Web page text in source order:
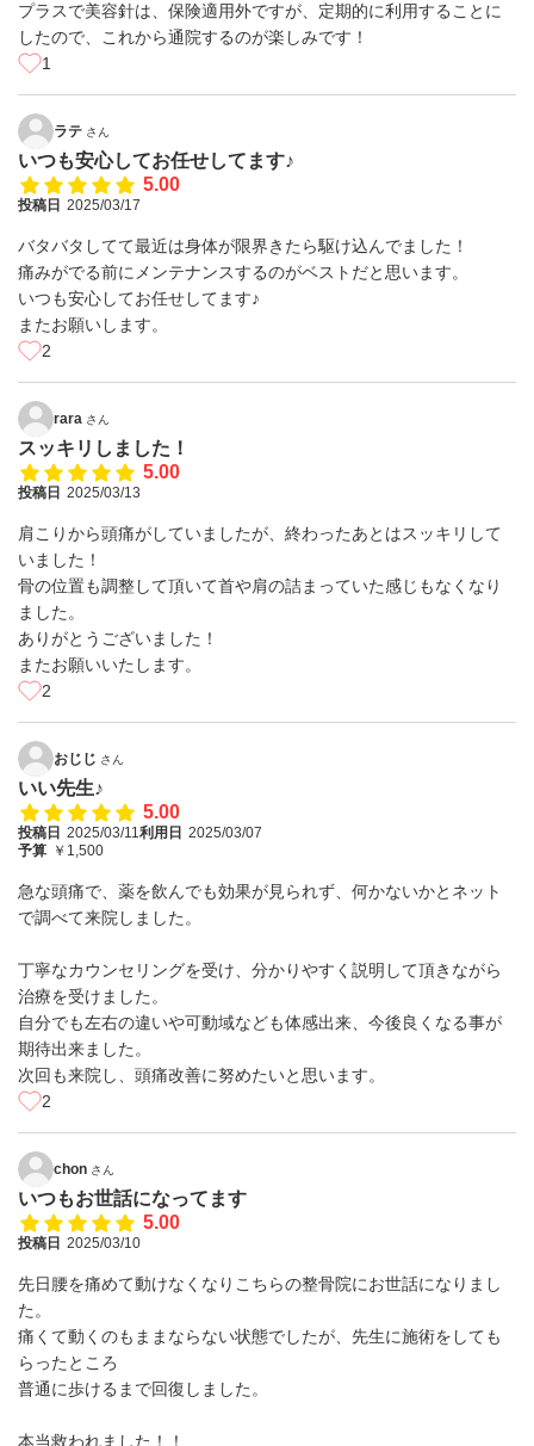
プラスで美容針は、保険適用外ですが、定期的に利用することに
したので、これから通院するのが楽しみです！
1
ラテ さん
いつも安心してお任せしてます♪
5.00
投稿日 2025/03/17
バタバタしてて最近は身体が限界きたら駆け込んでました！
痛みがでる前にメンテナンスするのがベストだと思います。
いつも安心してお任せしてます♪
またお願いします。
2
rara さん
スッキリしました！
5.00
投稿日 2025/03/13
肩こりから頭痛がしていましたが、終わったあとはスッキリして
いました！
骨の位置も調整して頂いて首や肩の詰まっていた感じもなくなり
ました。
ありがとうございました！
またお願いいたします。
2
おじじ さん
いい先生♪
5.00
投稿日 2025/03/11利用日 2025/03/07
予算 ￥1,500
急な頭痛で、薬を飲んでも効果が見られず、何かないかとネット
で調べて来院しました。
丁寧なカウンセリングを受け、分かりやすく説明して頂きながら
治療を受けました。
自分でも左右の違いや可動域なども体感出来、今後良くなる事が
期待出来ました。
次回も来院し、頭痛改善に努めたいと思います。
2
chon さん
いつもお世話になってます
5.00
投稿日 2025/03/10
先日腰を痛めて動けなくなりこちらの整骨院にお世話になりまし
た。
痛くて動くのもままならない状態でしたが、先生に施術をしても
らったところ
普通に歩けるまで回復しました。
本当救われました！！